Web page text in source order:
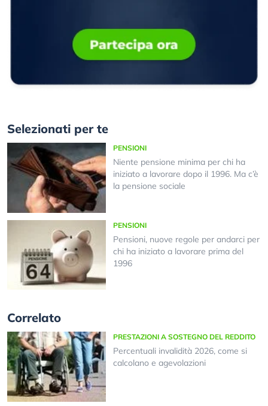
Selezionati per te
PENSIONI
Niente pensione minima per chi ha
iniziato a lavorare dopo il 1996. Ma c’è
la pensione sociale
PENSIONI
Pensioni, nuove regole per andarci per
chi ha iniziato a lavorare prima del
1996
Correlato
PRESTAZIONI A SOSTEGNO DEL REDDITO
Percentuali invalidità 2026, come si
calcolano e agevolazioni